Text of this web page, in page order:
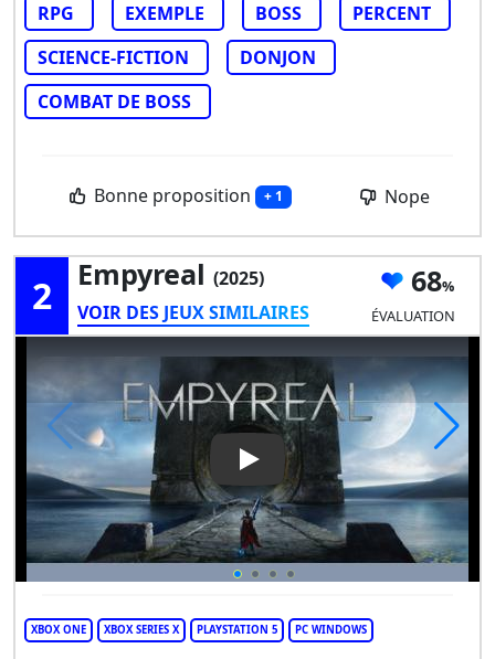
RPG
EXEMPLE BOSS
PERCENT
SCIENCE-FICTION
DONJON
COMBAT DE BOSS
Bonne proposition + 1 Nope
2 Empyreal (2025)
VOIR DES JEUX SIMILAIRES
68
ÉVALUATION
Play Video: Empyreal
XBOX ONE XBOX SERIES X PLAYSTATION 5 PC WINDOWS